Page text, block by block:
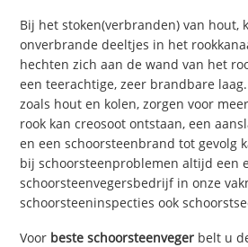
Bij het stoken(verbranden) van hout,
onverbrande deeltjes in het
hechten zich aan de wand van het
een teerachtige, zeer brandbare
zoals hout en kolen, zorgen voor
rook kan creosoot ontstaan, een
en een schoorsteenbrand tot gevolg
bij schoorsteenproblemen altijd een
schoorsteenvegersbedrijf in onze
schoorsteeninspecties ook
Voor beste schoorsteenveger belt u